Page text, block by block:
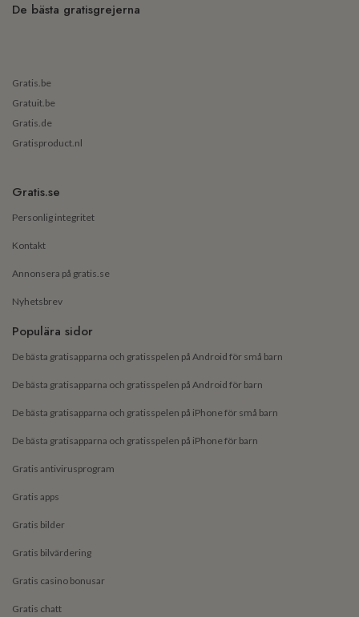
De bästa gratisgrejerna
Gratis.be
Gratuit.be
Gratis.de
Gratisproduct.nl
Gratis.se
Personlig integritet
Kontakt
Annonsera på gratis.se
Nyhetsbrev
Populära sidor
De bästa gratisapparna och gratisspelen på Android för små barn
De bästa gratisapparna och gratisspelen på Android för barn
De bästa gratisapparna och gratisspelen på iPhone för små barn
De bästa gratisapparna och gratisspelen på iPhone för barn
Gratis antivirusprogram
Gratis apps
Gratis bilder
Gratis bilvärdering
Gratis casino bonusar
Gratis chatt